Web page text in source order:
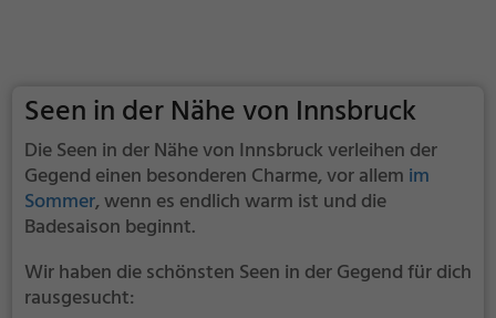
Seen in der Nähe von Innsbruck
Die Seen in der Nähe von Innsbruck verleihen der
Gegend einen besonderen Charme, vor allem im
Sommer, wenn es endlich warm ist und die
Badesaison beginnt.
Wir haben die schönsten Seen in der Gegend für dich
rausgesucht: